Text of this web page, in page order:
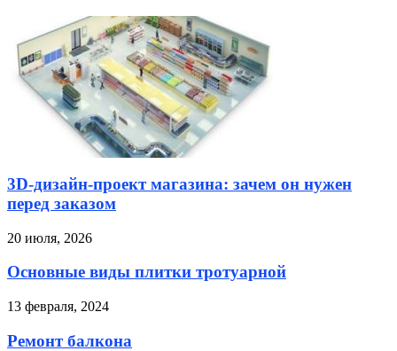
3D-дизайн-проект магазина: зачем он нужен
перед заказом
20 июля, 2026
Основные виды плитки тротуарной
13 февраля, 2024
Ремонт балкона